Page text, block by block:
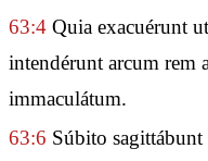
63:4 Quia exacuérunt
intendérunt arcum rem
immaculátum.
63:6 Súbito